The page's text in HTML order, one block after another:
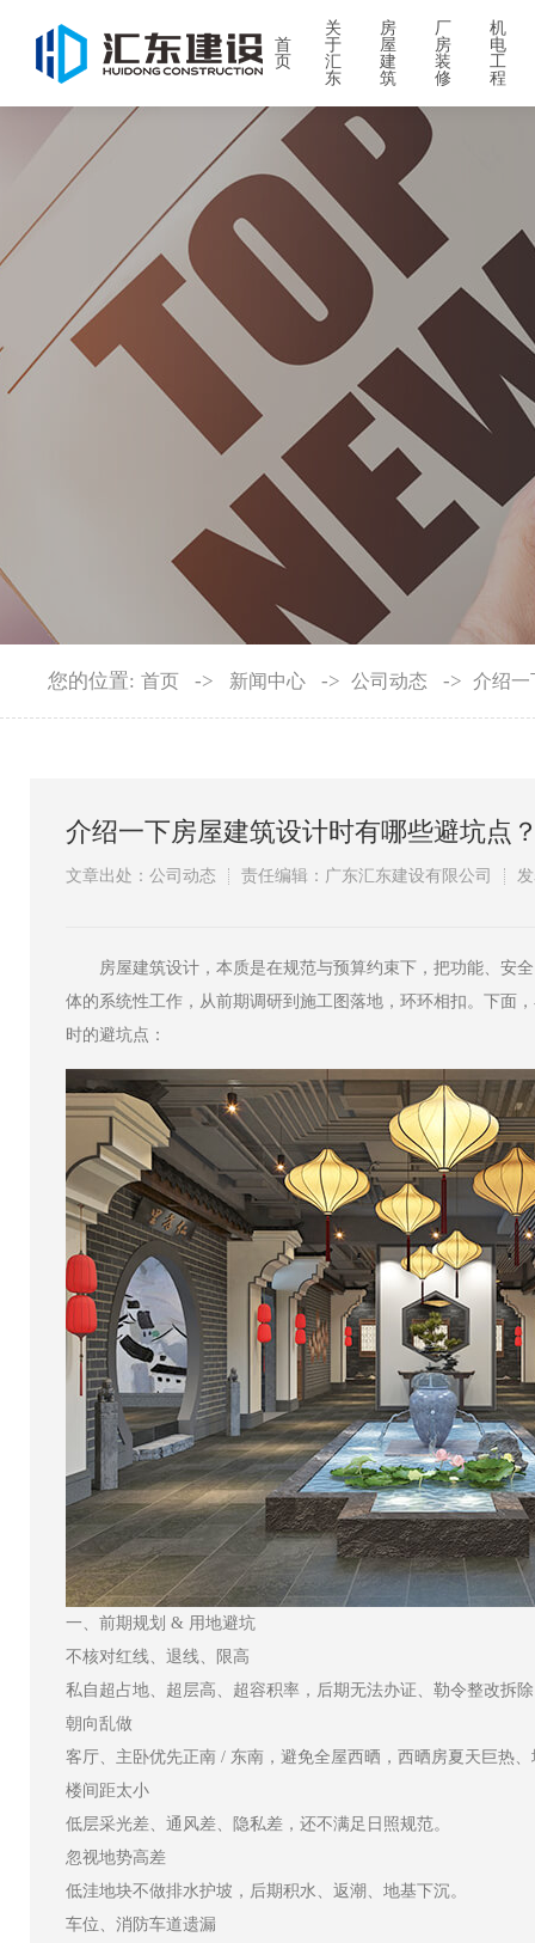
首
页
关
于
汇
东
房
屋
建
筑
厂
房
装
修
机
电
工
程
您的位置: 首页 -> 新闻中心 -> 公司动态 -> 介绍一
介绍一下房屋建筑设计时有哪些避坑点
文章出处：公司动态 责任编辑：广东汇东建设有限公司
房屋建筑设计，本质是在规范与预算约束下，把功能、安全
体的系统性工作，从前期调研到施工图落地，环环相扣。下面
时的避坑点：
一、前期规划 & 用地避坑
不核对红线、退线、限高
私自超占地、超层高、超容积率，后期无法办证、勒令整改拆
朝向乱做
客厅、主卧优先正南 / 东南，避免全屋西晒，西晒房夏天巨热
楼间距太小
低层采光差、通风差、隐私差，还不满足日照规范。
忽视地势高差
低洼地块不做排水护坡，后期积水、返潮、地基下沉。
车位、消防车道遗漏